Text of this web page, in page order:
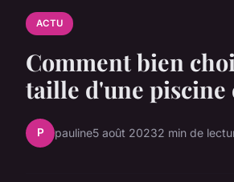
ACTU
Comment bien
taille d'une piscine
P pauline5 août 20232 min de